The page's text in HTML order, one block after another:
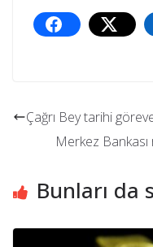
Çağrı Bey tarihi
Merkez
Bunları da